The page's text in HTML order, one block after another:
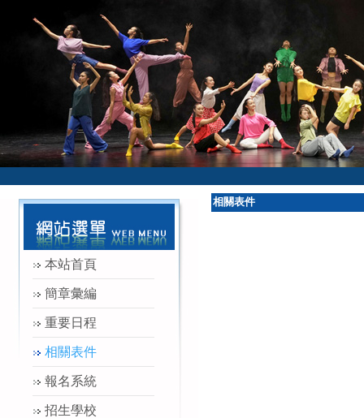
本站首頁
簡章彙編
重要日程
相關表件
報名系統
招生學校
相關表件